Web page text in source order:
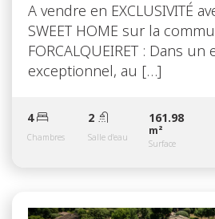
A vendre en EXCLUSIVITÉ
SWEET HOME sur la
FORCALQUEIRET : Dans
exceptionnel, au […]
4
Chambres
2
Salle d'eau
161.98
m²
Surface